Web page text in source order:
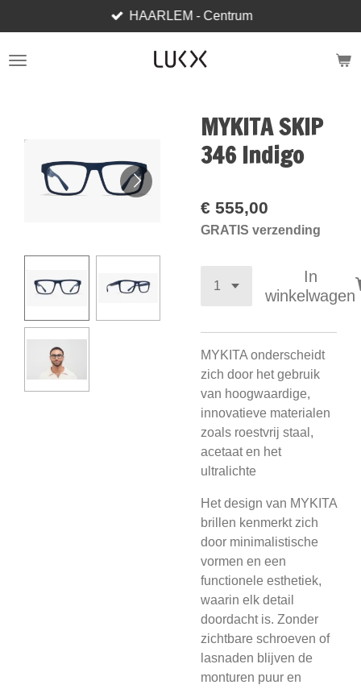
direct
naar
HAARLEM - Centrum
MYKITA SKIP
346 Indigo
€ 555,00
GRATIS verzending
In
winkelwagen
MYKITA onderscheidt
zich door het gebruik
van hoogwaardige,
innovatieve materialen
zoals roestvrij staal,
acetaat en het
ultralichte
Het design van MYKITA
brillen kenmerkt zich
door minimalistische
vormen en een
functionele esthetiek,
waarin elk detail
doordacht is. Zonder
zichtbare schroeven of
lasnaden blijven de
monturen puur en